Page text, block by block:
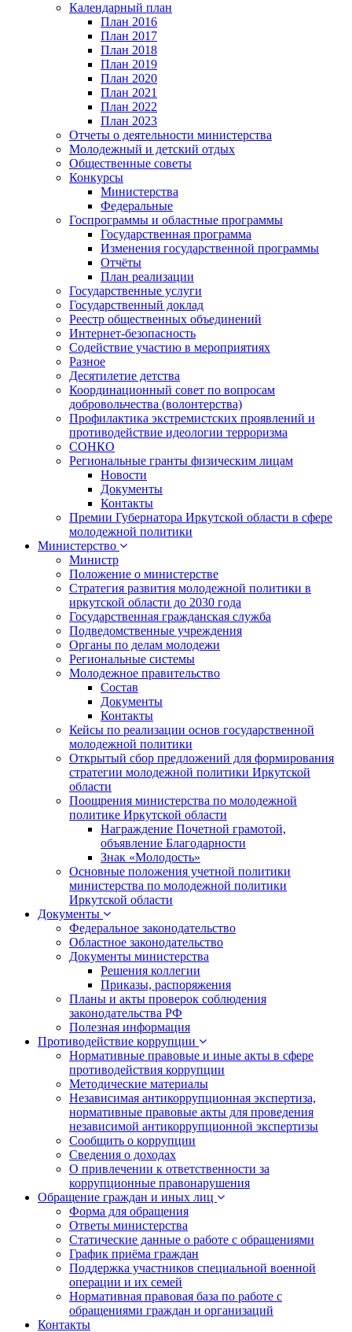
Календарный план
План 2016
План 2017
План 2018
План 2019
План 2020
План 2021
План 2022
План 2023
Отчеты о деятельности министерства
Молодежный и детский отдых
Общественные советы
Конкурсы
Министерства
Федеральные
Госпрограммы и областные программы
Государственная программа
Изменения государственной программы
Отчёты
План реализации
Государственные услуги
Государственный доклад
Реестр общественных объединений
Интернет-безопасность
Содействие участию в мероприятиях
Разное
Десятилетие детства
Координационный совет по вопросам
добровольчества (волонтерства)
Профилактика экстремистских проявлений и
противодействие идеологии терроризма
СОНКО
Региональные гранты физическим лицам
Новости
Документы
Контакты
Премии Губернатора Иркутской области в сфере
молодежной политики
Министерство
Министр
Положение о министерстве
Стратегия развития молодежной политики в
иркутской области до 2030 года
Государственная гражданская служба
Подведомственные учреждения
Органы по делам молодежи
Региональные системы
Молодежное правительство
Состав
Документы
Контакты
Кейсы по реализации основ государственной
молодежной политики
Открытый сбор предложений для формирования
стратегии молодежной политики Иркутской
области
Поощрения министерства по молодежной
политике Иркутской области
Награждение Почетной грамотой,
объявление Благодарности
Знак «Молодость»
Основные положения учетной политики
министерства по молодежной политики
Иркутской области
Документы
Федеральное законодательство
Областное законодательство
Документы министерства
Решения коллегии
Приказы, распоряжения
Планы и акты проверок соблюдения
законодательства РФ
Полезная информация
Противодействие коррупции
Нормативные правовые и иные акты в сфере
противодействия коррупции
Методические материалы
Независимая антикоррупционная экспертиза,
нормативные правовые акты для проведения
независимой антикоррупционной экспертизы
Сообщить о коррупции
Сведения о доходах
О привлечении к ответственности за
коррупционные правонарушения
Обращение граждан и иных лиц
Форма для обращения
Ответы министерства
Статические данные о работе с обращениями
График приёма граждан
Поддержка участников специальной военной
операции и их семей
Нормативная правовая база по работе с
обращениями граждан и организаций
Контакты